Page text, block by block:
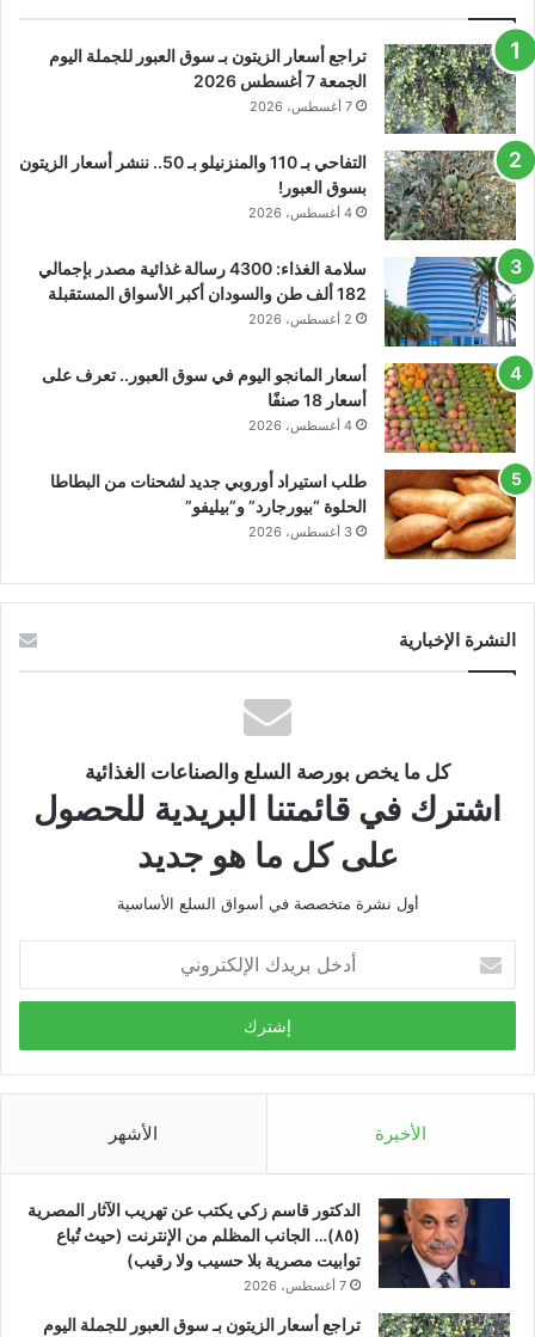
تراجع أسعار الزيتون بـ سوق العبور للجملة اليوم
الجمعة 7 أغسطس 2026
7 أغسطس، 2026
التفاحي بـ 110 والمنزنيلو بـ 50.. ننشر أسعار الزيتون
بسوق العبور!
4 أغسطس، 2026
سلامة الغذاء: 4300 رسالة غذائية مصدر بإجمالي
182 ألف طن والسودان أكبر الأسواق المستقبلة
2 أغسطس، 2026
أسعار المانجو اليوم في سوق العبور.. تعرف على
أسعار 18 صنفًا
4 أغسطس، 2026
طلب استيراد أوروبي جديد لشحنات من البطاطا
الحلوة “بيورجارد” و”بيليفو”
3 أغسطس، 2026
النشرة الإخبارية
كل ما يخص بورصة السلع والصناعات الغذائية
اشترك في قائمتنا البريدية للحصول
على كل ما هو جديد
أول نشرة متخصصة في أسواق السلع الأساسية
بريدك
الإلكتروني
الأخيرة الأشهر
الدكتور قاسم زكي يكتب عن تهريب الآثار المصرية
(٨٥)… الجانب المظلم من الإنترنت (حيث تُباع
توابيت مصرية بلا حسيب ولا رقيب)
7 أغسطس، 2026
تراجع أسعار الزيتون بـ سوق العبور للجملة اليوم